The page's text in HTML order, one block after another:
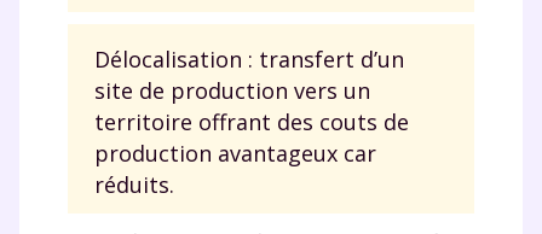
Délocalisation : transfert d’un
site de production vers un
territoire offrant des couts de
production avantageux car
réduits.